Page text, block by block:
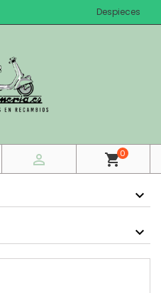
Despieces
 shopping_cart0